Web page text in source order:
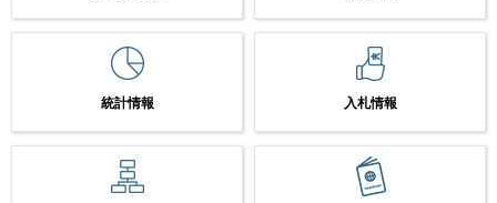
統計情報 入札情報